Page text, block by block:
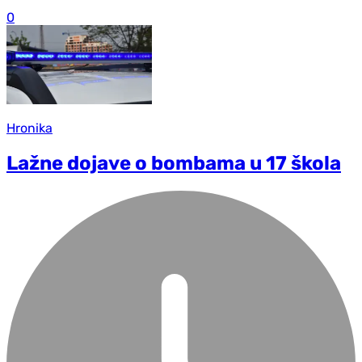
0
Hronika
Lažne dojave o bombama u 17 škola